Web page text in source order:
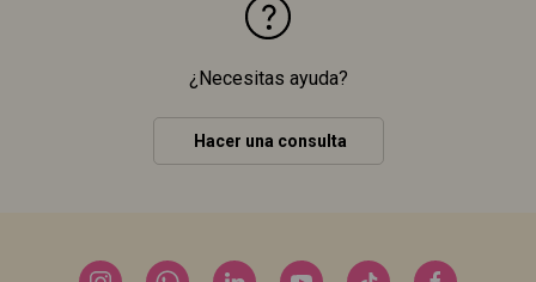
¿Necesitas ayuda?
Hacer una consulta